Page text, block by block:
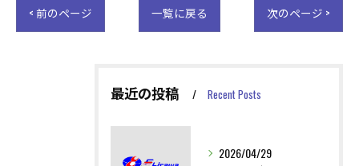
< 前のページ 一覧に戻る 次のページ >
最近の投稿 Recent Posts
2026/04/29